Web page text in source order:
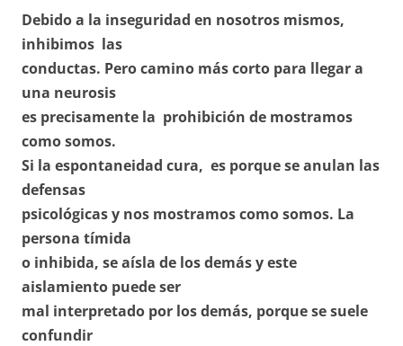
Debido a la inseguridad en nosotros mismos,
inhibimos las
conductas. Pero camino más corto para llegar a
una neurosis
es precisamente la prohibición de mostramos
como somos.
Si la espontaneidad cura, es porque se anulan las
defensas
psicológicas y nos mostramos como somos. La
persona tímida
o inhibida, se aísla de los demás y este
aislamiento puede ser
mal interpretado por los demás, porque se suele
confundir